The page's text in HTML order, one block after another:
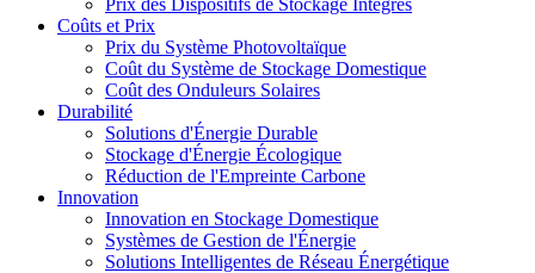
Prix des Dispositifs de Stockage Intégrés
Coûts et Prix
Prix du Système Photovoltaïque
Coût du Système de Stockage Domestique
Coût des Onduleurs Solaires
Durabilité
Solutions d'Énergie Durable
Stockage d'Énergie Écologique
Réduction de l'Empreinte Carbone
Innovation
Innovation en Stockage Domestique
Systèmes de Gestion de l'Énergie
Solutions Intelligentes de Réseau Énergétique